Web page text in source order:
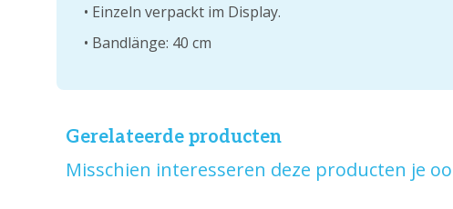
• Einzeln verpackt im Display.
• Bandlänge: 40 cm
Gerelateerde producten
Misschien interesseren deze producten je